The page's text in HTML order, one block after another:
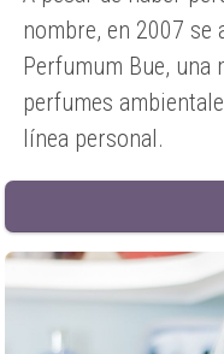
nombre, en 2007 se
Perfumum Bue, una
perfumes
línea personal.